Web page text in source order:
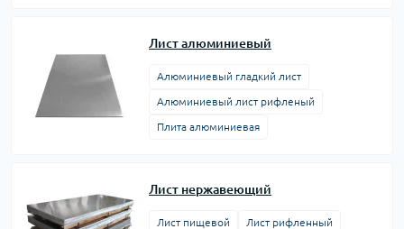
Лист алюминиевый
Алюминиевый гладкий лист
Алюминиевый лист рифленый
Плита алюминиевая
Лист нержавеющий
Лист пищевой Лист рифленный